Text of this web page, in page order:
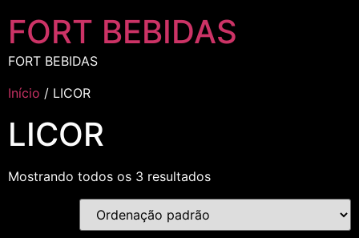
FORT BEBIDAS
FORT BEBIDAS
Início / LICOR
LICOR
Mostrando todos os 3 resultados